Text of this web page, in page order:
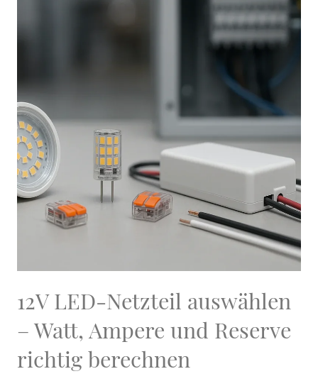
12V LED-Netzteil auswählen
– Watt, Ampere und Reserve
richtig berechnen